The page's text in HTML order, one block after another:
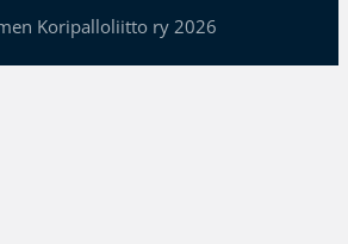
Koripalloliitto ry 2026